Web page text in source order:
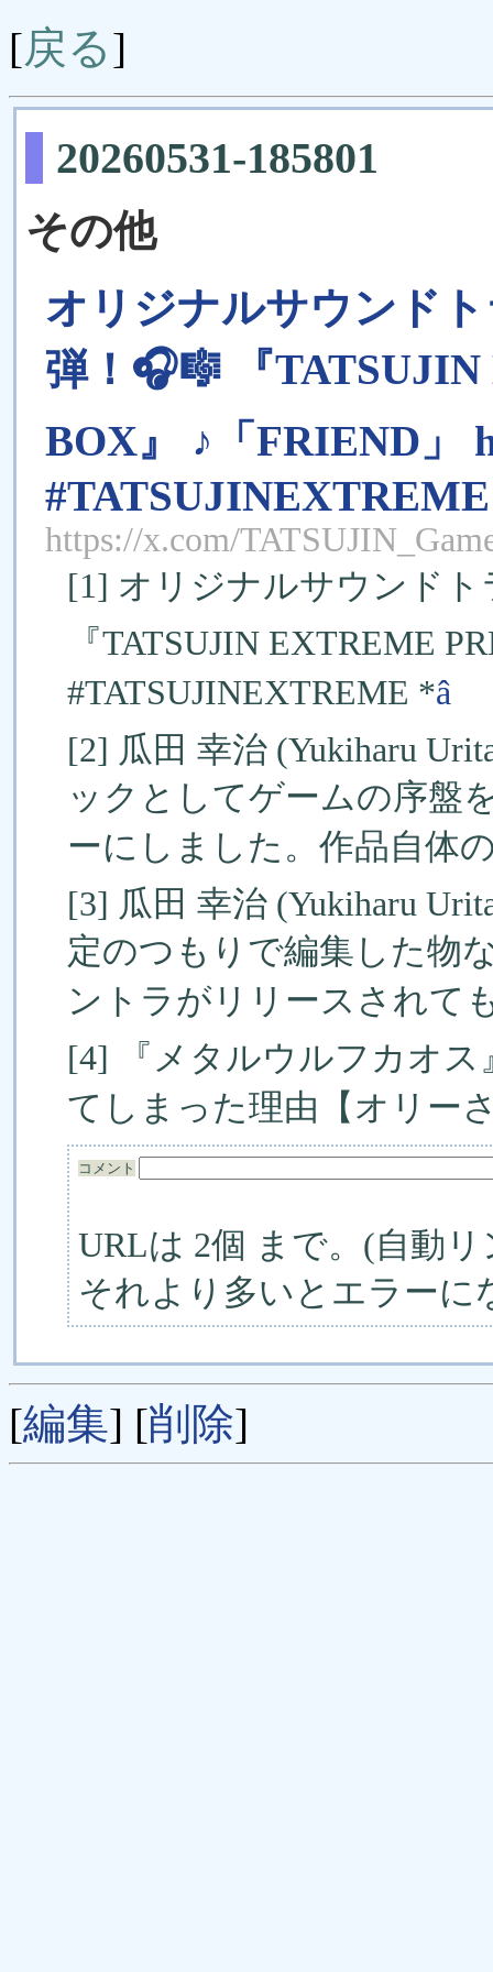
[戻る]
20260531-185801
その他
オリジナルサウンド
弾！🎧🎼 『
BOX』 ♪「FRIEND」
#TATSUJINEXTREME
https://x.com/
[1] オリジナルサウンドト
『TATSUJIN EXTREME
#TATSUJINEXTREME *â
[2] 瓜田 幸治 (Yukiharu
ックとしてゲームの序盤
ーにしました。作品自体
[3] 瓜田 幸治 (Yukiharu
定のつもりで編集した物
ントラがリリースされて
[4] 『メタルウルフカオ
てしまった理由【オリー
コメント
URLは 2個 まで。(自動リ
それより多いとエラーに
[編集] [削除]